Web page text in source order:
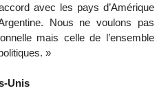
avec les pays d’Amérique
Nous ne voulons pas
mais celle de l’ensemble
»
Unis